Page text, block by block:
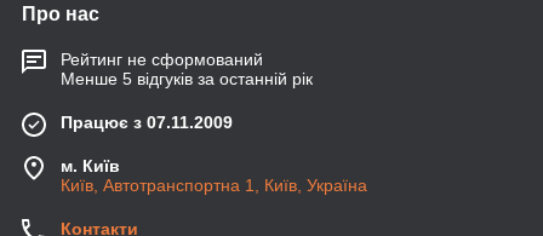
Про нас
Рейтинг не сформований
Менше 5 відгуків за останній рік
Працює з 07.11.2009
м. Київ
Київ, Автотранспортна 1, Київ, Україна
Контакти